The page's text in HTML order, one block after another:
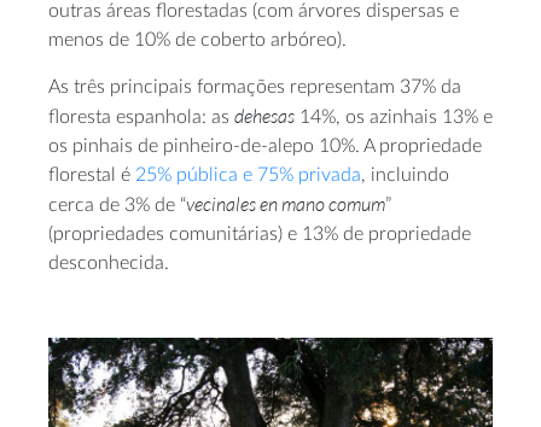
outras áreas florestadas (com árvores dispersas e
menos de 10% de coberto arbóreo).
As três principais formações representam 37% da
floresta espanhola: as dehesas 14%, os azinhais 13% e
os pinhais de pinheiro-de-alepo 10%. A propriedade
florestal é 25% pública e 75% privada, incluindo
cerca de 3% de “vecinales en mano comum”
(propriedades comunitárias) e 13% de propriedade
desconhecida.